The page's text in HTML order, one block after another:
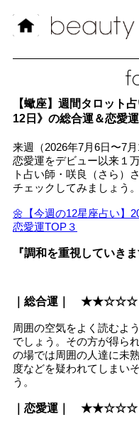
【蠍座】週間タロット
12日》の総合運＆恋愛運
来週（2026年7月6日〜7
恋愛運をデビュー以来１
ト占い師・咲良（さら）
チェックしてみましょう。
🌼【今週の12星座占い】
恋愛運TOP３
『調和を重視していきま
｜総合運｜ ★★☆☆☆
周囲の空気をよく読むよ
でしょう。その方が得ら
の場では周囲の人達に未
度などを疑われてしまい
う。
｜恋愛運｜ ★★☆☆☆